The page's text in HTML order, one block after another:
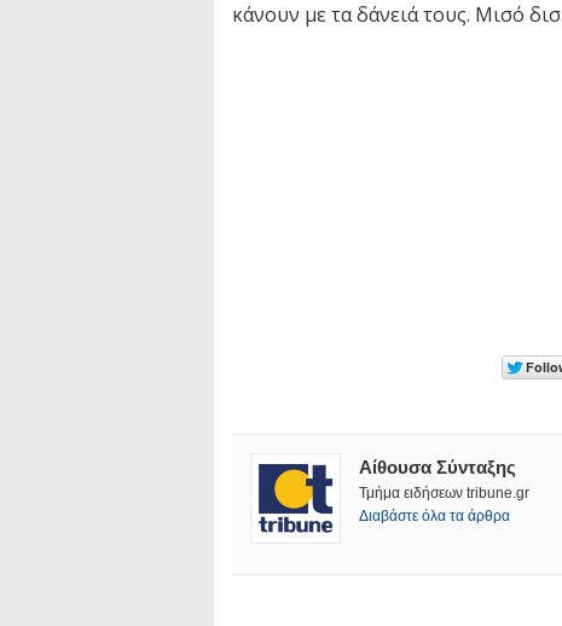
κάνουν με τα δάνειά τους. Μισό
Αίθουσα Σύνταξης
Τμήμα ειδήσεων tribune.gr
Διαβάστε όλα τα άρθρα